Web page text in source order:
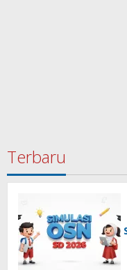
Terbaru